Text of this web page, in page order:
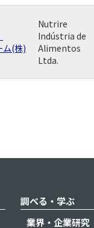
ム(株)
Nutrire
Indústria de
Alimentos
Ltda.
調べる・学ぶ
業界・企業研究